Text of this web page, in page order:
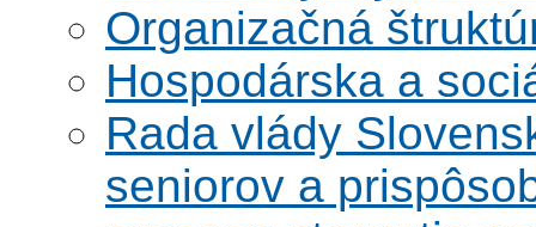
Organizačná
Hospodárska a
Rada vlády
seniorov a